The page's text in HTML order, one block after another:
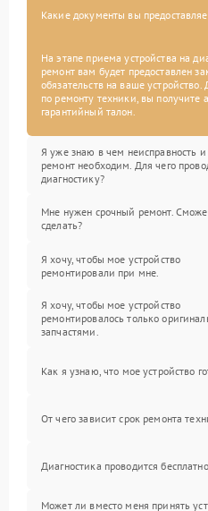
Какие документы вы
На этапе приема устройства на
ремонт вам будет предоставлен
обязательств на ваше
по ремонту техники, вы получите
гарантийный талон.
Я уже знаю в чем неисправность и
ремонт необходим. Для чего
диагностику?
Мне нужен срочный ремонт.
сделать?
Я хочу, чтобы мое устройство
ремонтировали при мне.
Я хочу, чтобы мое устройство
ремонтировалось только
запчастями.
Как я узнаю, что мое устройство
От чего зависит срок ремонта
Диагностика проводится
Может ли вместо меня принять